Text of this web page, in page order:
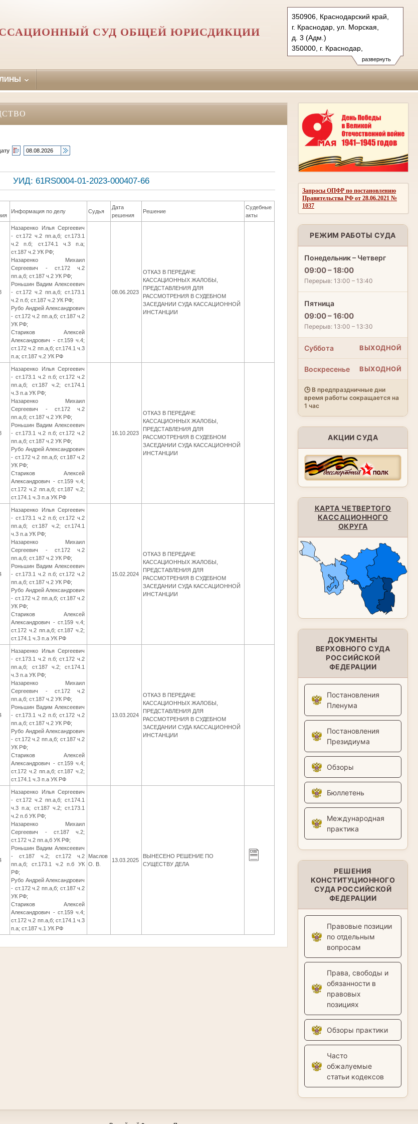
развернуть
350906, Краснодарский край,
г. Краснодар, ул. Морская,
д. 3 (Адм.)
350000, г. Краснодар,
ул. Красная, д.113 (Уг.)
350907, г. Краснодар,
Тел.: (861) 219-24-00
СУД ОБЩЕЙ ЮРИСДИКЦИИ
Запросы ОПФР по постановлению
Правительства РФ от 28.06.2021 №
1037
РЕЖИМ РАБОТЫ СУДА
Понедельник – Четверг
09:00 – 18:00
Перерыв: 13:00 – 13:40
Пятница
09:00 – 16:00
Перерыв: 13:00 – 13:30
Суббота ВЫХОДНОЙ
Воскресенье ВЫХОДНОЙ
🕒 В предпраздничные дни
время работы сокращается на
1 час
АКЦИИ СУДА
КАРТА ЧЕТВЕРТОГО
КАССАЦИОННОГО
ОКРУГА
ДОКУМЕНТЫ
ВЕРХОВНОГО СУДА
РОССИЙСКОЙ
ФЕДЕРАЦИИ
Постановления
Пленума
Постановления
Президиума
Обзоры
Бюллетень
Международная
практика
РЕШЕНИЯ
КОНСТИТУЦИОННОГО
СУДА РОССИЙСКОЙ
ФЕДЕРАЦИИ
Правовые позиции
по отдельным
вопросам
Права, свободы и
обязанности в
правовых
позициях
Обзоры практики
Часто
обжалуемые
статьи кодексов
УИД: 61RS0004-01-2023-000407-66
Информация по делу Судья
Дата
решения
Решение
Судебные
акты
Назаренко Илья Сергеевич
- ст.172 ч.2 пп.а,б; ст.173.1
ч.2 п.б; ст.174.1 ч.3 п.а;
ст.187 ч.2 УК РФ;
Назаренко Михаил
Сергеевич - ст.172 ч.2
пп.а,б; ст.187 ч.2 УК РФ;
Роньшин Вадим Алексеевич
- ст.172 ч.2 пп.а,б; ст.173.1
ч.2 п.б; ст.187 ч.2 УК РФ;
Рубо Андрей Александрович
- ст.172 ч.2 пп.а,б; ст.187 ч.2
УК РФ;
Стариков Алексей
Александрович - ст.159 ч.4;
ст.172 ч.2 пп.а,б; ст.174.1 ч.3
п.а; ст.187 ч.2 УК РФ
08.06.2023
ОТКАЗ В ПЕРЕДАЧЕ
КАССАЦИОННЫХ ЖАЛОБЫ,
ПРЕДСТАВЛЕНИЯ ДЛЯ
РАССМОТРЕНИЯ В СУДЕБНОМ
ЗАСЕДАНИИ СУДА КАССАЦИОННОЙ
ИНСТАНЦИИ
Назаренко Илья Сергеевич
- ст.173.1 ч.2 п.б; ст.172 ч.2
пп.а,б; ст.187 ч.2; ст.174.1
ч.3 п.а УК РФ;
Назаренко Михаил
Сергеевич - ст.172 ч.2
пп.а,б; ст.187 ч.2 УК РФ;
Роньшин Вадим Алексеевич
- ст.173.1 ч.2 п.б; ст.172 ч.2
пп.а,б; ст.187 ч.2 УК РФ;
Рубо Андрей Александрович
- ст.172 ч.2 пп.а,б; ст.187 ч.2
УК РФ;
Стариков Алексей
Александрович - ст.159 ч.4;
ст.172 ч.2 пп.а,б; ст.187 ч.2;
ст.174.1 ч.3 п.а УК РФ
16.10.2023
ОТКАЗ В ПЕРЕДАЧЕ
КАССАЦИОННЫХ ЖАЛОБЫ,
ПРЕДСТАВЛЕНИЯ ДЛЯ
РАССМОТРЕНИЯ В СУДЕБНОМ
ЗАСЕДАНИИ СУДА КАССАЦИОННОЙ
ИНСТАНЦИИ
Назаренко Илья Сергеевич
- ст.173.1 ч.2 п.б; ст.172 ч.2
пп.а,б; ст.187 ч.2; ст.174.1
ч.3 п.а УК РФ;
Назаренко Михаил
Сергеевич - ст.172 ч.2
пп.а,б; ст.187 ч.2 УК РФ;
Роньшин Вадим Алексеевич
- ст.173.1 ч.2 п.б; ст.172 ч.2
пп.а,б; ст.187 ч.2 УК РФ;
Рубо Андрей Александрович
- ст.172 ч.2 пп.а,б; ст.187 ч.2
УК РФ;
Стариков Алексей
Александрович - ст.159 ч.4;
ст.172 ч.2 пп.а,б; ст.187 ч.2;
ст.174.1 ч.3 п.а УК РФ
15.02.2024
ОТКАЗ В ПЕРЕДАЧЕ
КАССАЦИОННЫХ ЖАЛОБЫ,
ПРЕДСТАВЛЕНИЯ ДЛЯ
РАССМОТРЕНИЯ В СУДЕБНОМ
ЗАСЕДАНИИ СУДА КАССАЦИОННОЙ
ИНСТАНЦИИ
Назаренко Илья Сергеевич
- ст.173.1 ч.2 п.б; ст.172 ч.2
пп.а,б; ст.187 ч.2; ст.174.1
ч.3 п.а УК РФ;
Назаренко Михаил
Сергеевич - ст.172 ч.2
пп.а,б; ст.187 ч.2 УК РФ;
Роньшин Вадим Алексеевич
- ст.173.1 ч.2 п.б; ст.172 ч.2
пп.а,б; ст.187 ч.2 УК РФ;
Рубо Андрей Александрович
- ст.172 ч.2 пп.а,б; ст.187 ч.2
УК РФ;
Стариков Алексей
Александрович - ст.159 ч.4;
ст.172 ч.2 пп.а,б; ст.187 ч.2;
ст.174.1 ч.3 п.а УК РФ
13.03.2024
ОТКАЗ В ПЕРЕДАЧЕ
КАССАЦИОННЫХ ЖАЛОБЫ,
ПРЕДСТАВЛЕНИЯ ДЛЯ
РАССМОТРЕНИЯ В СУДЕБНОМ
ЗАСЕДАНИИ СУДА КАССАЦИОННОЙ
ИНСТАНЦИИ
Назаренко Илья Сергеевич
- ст.172 ч.2 пп.а,б; ст.174.1
ч.3 п.а; ст.187 ч.2; ст.173.1
ч.2 п.б УК РФ;
Назаренко Михаил
Сергеевич - ст.187 ч.2;
ст.172 ч.2 пп.а,б УК РФ;
Роньшин Вадим Алексеевич
- ст.187 ч.2; ст.172 ч.2
пп.а,б; ст.173.1 ч.2 п.б УК
РФ;
Рубо Андрей Александрович
- ст.172 ч.2 пп.а,б; ст.187 ч.2
УК РФ;
Стариков Алексей
Александрович - ст.159 ч.4;
ст.172 ч.2 пп.а,б; ст.174.1 ч.3
п.а; ст.187 ч.1 УК РФ
Маслов
О. В.
13.03.2025
ВЫНЕСЕНО РЕШЕНИЕ ПО
СУЩЕСТВУ ДЕЛА